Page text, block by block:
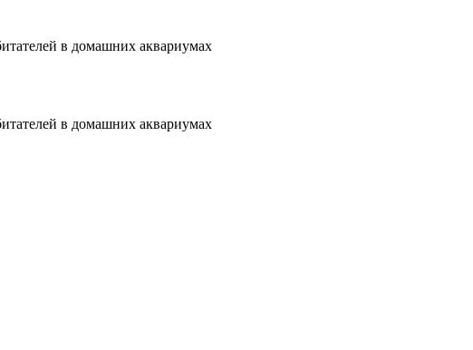
в домашних аквариумах
в домашних аквариумах